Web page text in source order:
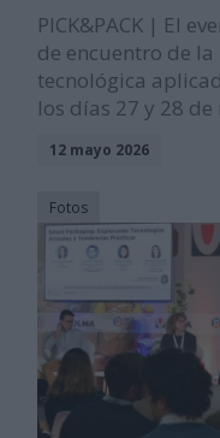
PICK&PACK | El
de encuentro de
tecnológica
los días 27 y 28 de
12 mayo 2026
Fotos